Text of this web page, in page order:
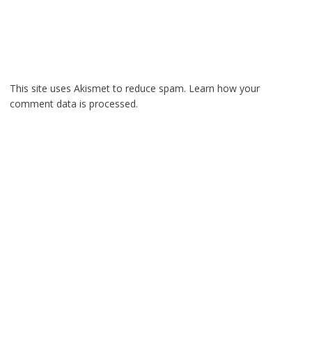
This site uses Akismet to reduce spam. Learn how your
comment data is processed.